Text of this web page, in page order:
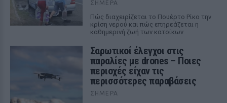
ΣΉΜΕΡΑ
Πώς διαχειρίζεται το Πουέρτο Ρίκο την
κρίση νερού και πώς επηρεάζεται η
καθημερινή ζωή των κατοίκων
Σαρωτικοί έλεγχοι στις
παραλίες με drones – Ποιες
περιοχές είχαν τις
περισσότερες παραβάσεις
ΣΉΜΕΡΑ